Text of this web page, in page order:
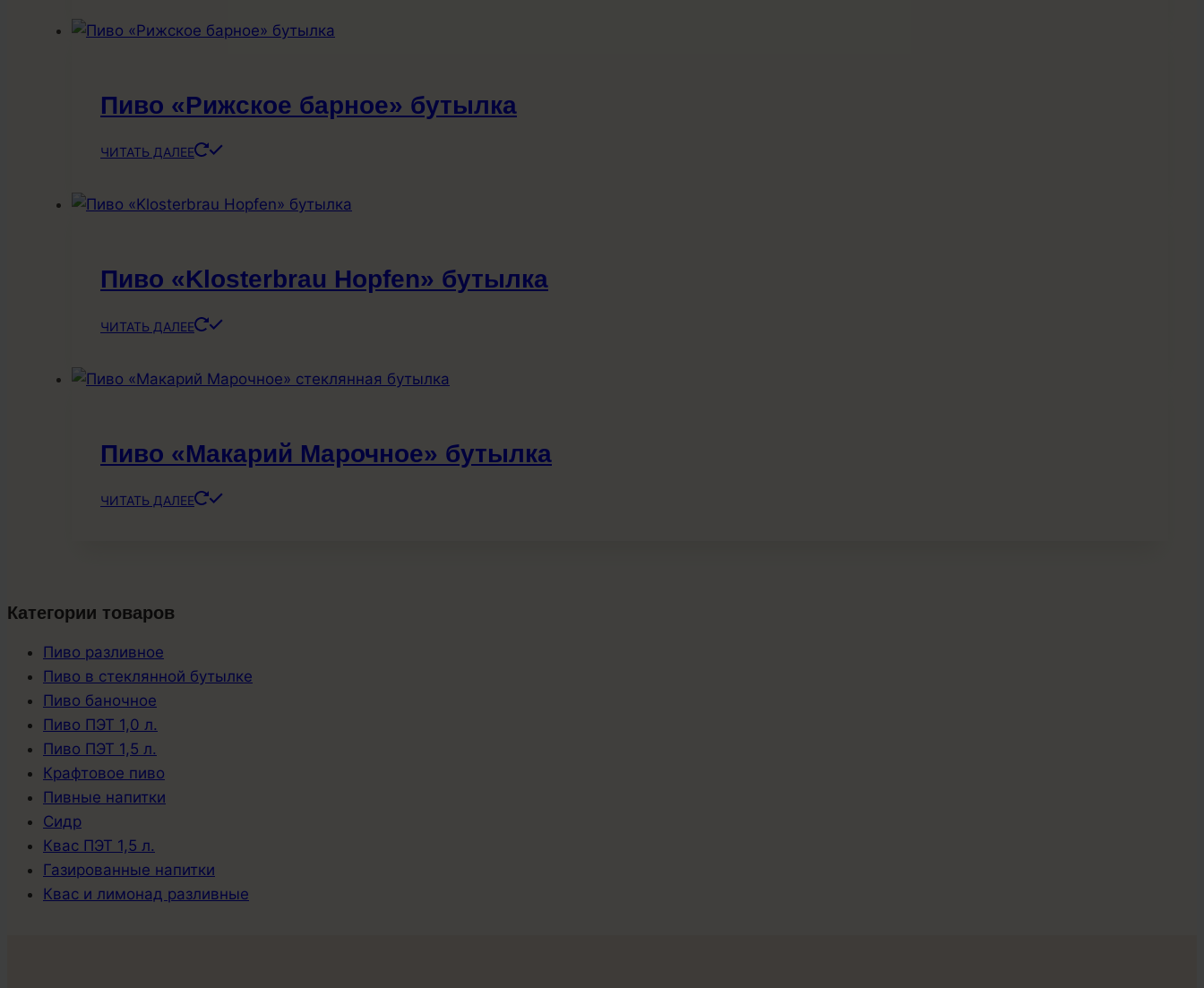
Пиво «Рижское барное» бутылка
ЧИТАТЬ ДАЛЕЕ
Пиво «Klosterbrau Hopfen» бутылка
ЧИТАТЬ ДАЛЕЕ
Пиво «Макарий Марочное» бутылка
ЧИТАТЬ ДАЛЕЕ
Категории товаров
Пиво разливное
Пиво в стеклянной бутылке
Пиво баночное
Пиво ПЭТ 1,0 л.
Пиво ПЭТ 1,5 л.
Крафтовое пиво
Пивные напитки
Сидр
Квас ПЭТ 1,5 л.
Газированные напитки
Квас и лимонад разливные